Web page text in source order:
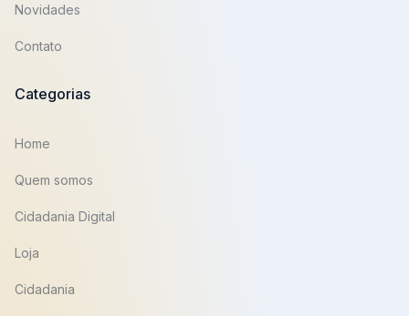
Novidades
Contato
Categorias
Home
Quem somos
Cidadania Digital
Loja
Cidadania